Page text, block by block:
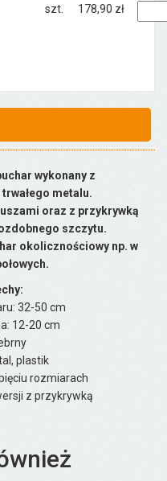
szt. 178,90 zł
wykonany z
metalu.
oraz z przykrywką
szczytu.
okolicznościowy np. w
32-50 cm
12-20 cm
plastik
rozmiarach
z przykrywką